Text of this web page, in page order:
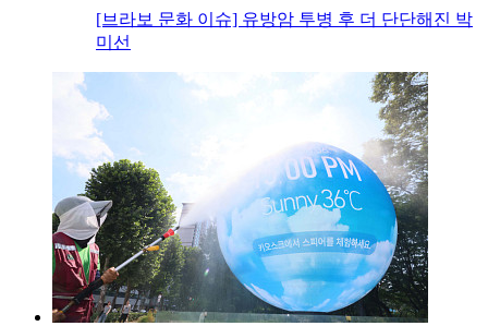
[브라보 문화 이슈] 유방암 투병 후 더 단단해진 박
미선